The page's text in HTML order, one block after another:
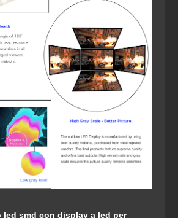
led smd con display a led per